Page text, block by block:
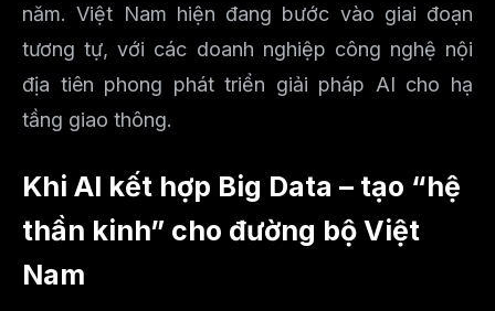
năm. Việt Nam hiện đang bước vào giai đoạn
tương tự, với các doanh nghiệp công nghệ nội
địa tiên phong phát triển giải pháp AI cho hạ
tầng giao thông.
Khi AI kết hợp Big Data – tạo “hệ
thần kinh” cho đường bộ Việt
Nam